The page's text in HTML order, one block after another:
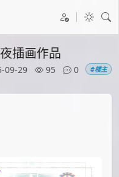
插画作品
09-29 95
0
#楼主